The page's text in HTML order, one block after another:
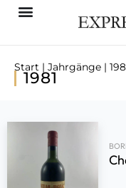
Start | Jahrgänge |
1981